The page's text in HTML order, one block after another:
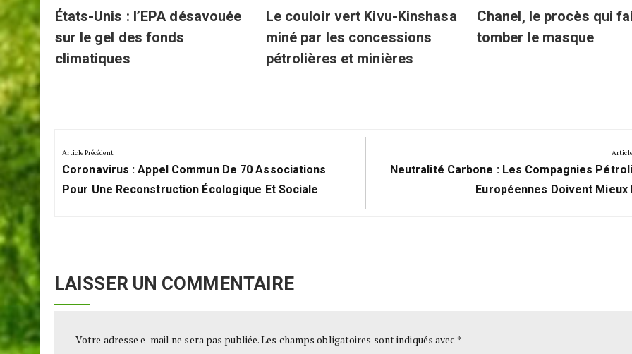
États-Unis : l’EPA désavouée
sur le gel des fonds
climatiques
Le couloir vert Kivu-Kinshasa
miné par les concessions
pétrolières et minières
Chanel, le procès qui
tomber le masque
de
l’article
Article Précédent
Previous
Post:
Coronavirus : Appel Commun De 70 Associations
Pour Une Reconstruction Écologique Et Sociale
Next
Neutralité Carbone : Les Compagnies
Européennes Doivent Mieux
LAISSER UN COMMENTAIRE
Votre adresse e-mail ne sera pas publiée.Les champs obligatoires sont indiqués avec *